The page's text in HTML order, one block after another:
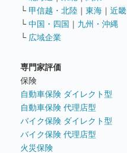
└ 甲信越・北陸 ｜ 東海 ｜ 近畿
└ 中国・四国 ｜ 九州・沖縄
└ 広域企業
専門家評価
保険
自動車保険 ダイレクト型
自動車保険 代理店型
バイク保険 ダイレクト型
バイク保険 代理店型
火災保険